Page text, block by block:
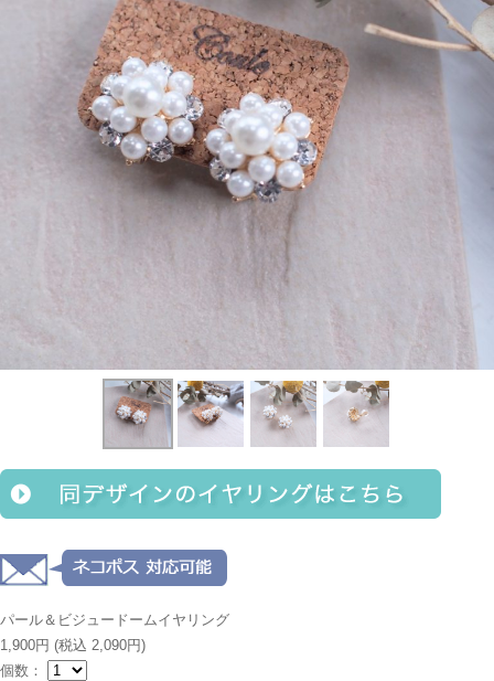
パール＆ビジュードームイヤリング
1,900円 (税込 2,090円)
個数：